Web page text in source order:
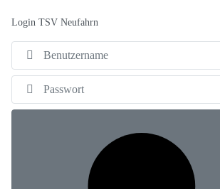
Login TSV Neufahrn